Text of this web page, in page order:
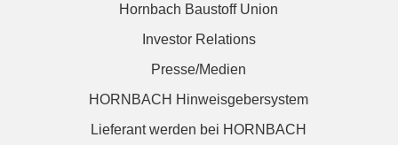
Hornbach Baustoff Union
Investor Relations
Presse/Medien
HORNBACH Hinweisgebersystem
Lieferant werden bei HORNBACH